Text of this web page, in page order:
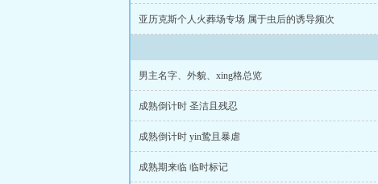
亚历克斯个人火葬场专场 属于虫后的诱导频次
男主名字、外貌、xing格总览
成熟倒计时 圣洁且残忍
成熟倒计时 yin鸷且暴虐
成熟期来临 临时标记